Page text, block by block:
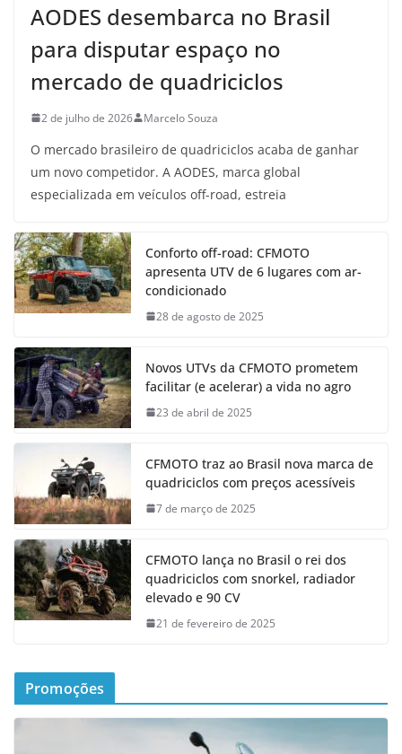
AODES desembarca no Brasil
para disputar espaço no
mercado de quadriciclos
2 de julho de 2026 Marcelo Souza
O mercado brasileiro de quadriciclos acaba de ganhar
um novo competidor. A AODES, marca global
especializada em veículos off-road, estreia
Conforto off-road: CFMOTO
apresenta UTV de 6 lugares com ar-
condicionado
28 de agosto de 2025
Novos UTVs da CFMOTO prometem
facilitar (e acelerar) a vida no agro
23 de abril de 2025
CFMOTO traz ao Brasil nova marca de
quadriciclos com preços acessíveis
7 de março de 2025
CFMOTO lança no Brasil o rei dos
quadriciclos com snorkel, radiador
elevado e 90 CV
21 de fevereiro de 2025
Promoções